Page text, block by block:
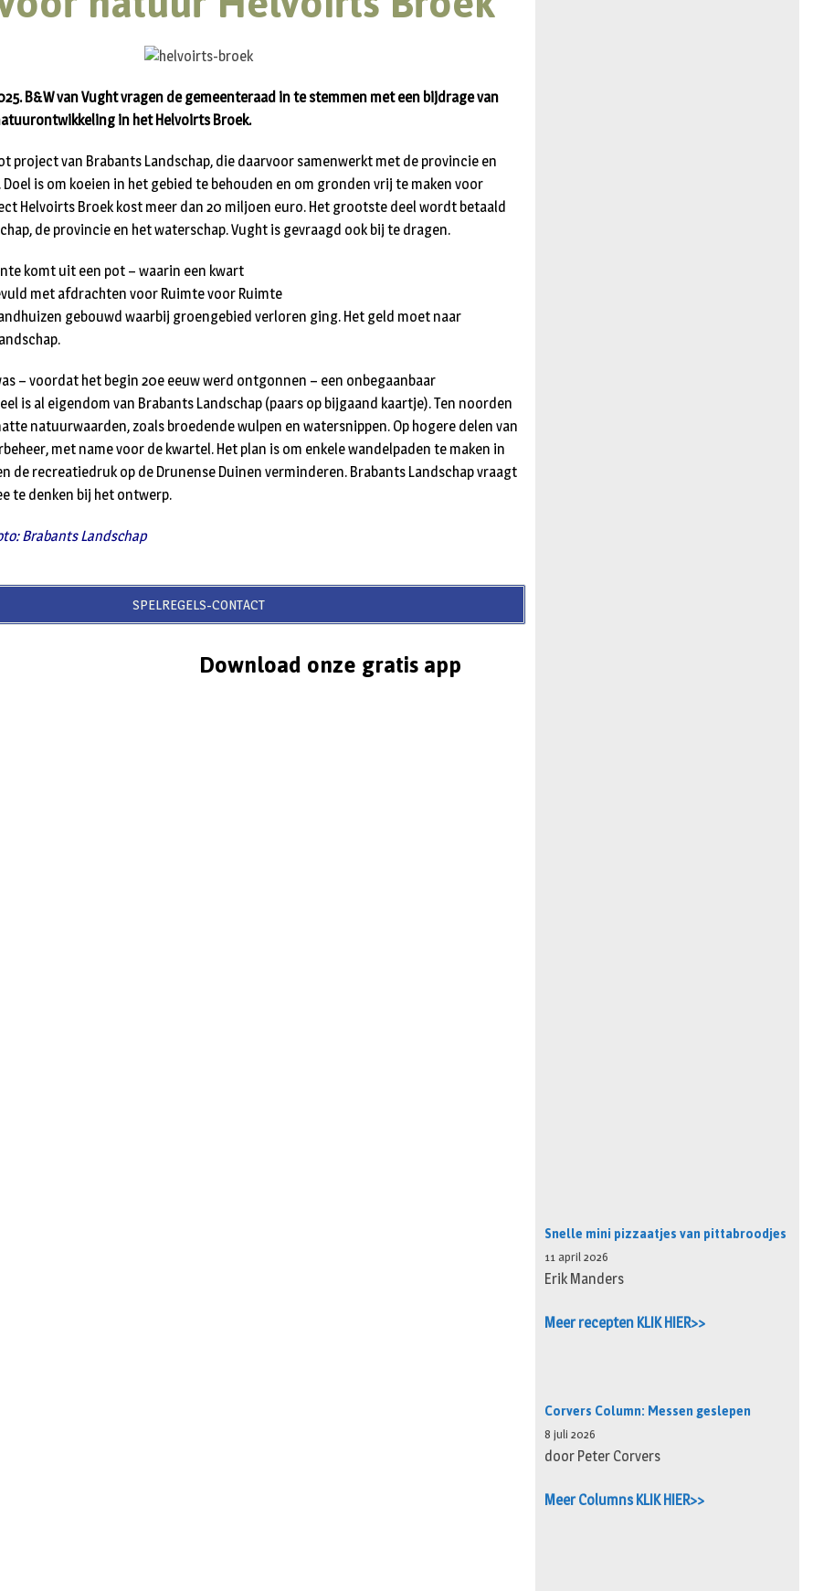
B&W van Vught vragen de gemeenteraad in te stemmen met een bijdrage van
in het Helvoirts Broek.
project van Brabants Landschap, die daarvoor samenwerkt met de provincie en
is om koeien in het gebied te behouden en om gronden vrij te maken voor
Helvoirts Broek kost meer dan 20 miljoen euro. Het grootste deel wordt betaald
de provincie en het waterschap. Vught is gevraagd ook bij te dragen.
komt uit een pot – waarin een kwart
met afdrachten voor Ruimte voor Ruimte
gebouwd waarbij groengebied verloren ging. Het geld moet naar
– voordat het begin 20e eeuw werd ontgonnen – een onbegaanbaar
is al eigendom van Brabants Landschap (paars op bijgaand kaartje). Ten noorden
natuurwaarden, zoals broedende wulpen en watersnippen. Op hogere delen van
met name voor de kwartel. Het plan is om enkele wandelpaden te maken in
de recreatiedruk op de Drunense Duinen verminderen. Brabants Landschap vraagt
te denken bij het ontwerp.
Brabants Landschap
SPELREGELS-CONTACT
Download onze gratis app
Snelle mini pizzaatjes van pittabroodjes
11 april 2026
Erik Manders
Meer recepten KLIK HIER>>
Corvers Column: Messen geslepen
8 juli 2026
door Peter Corvers
Meer Columns KLIK HIER>>